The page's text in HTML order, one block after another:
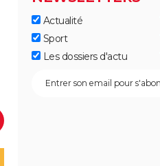
Actualité
Sport
Les dossiers d'actu